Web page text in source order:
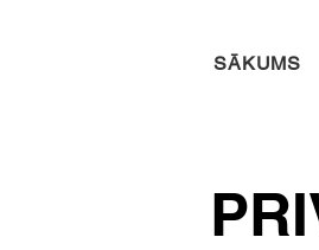
SĀKUMS